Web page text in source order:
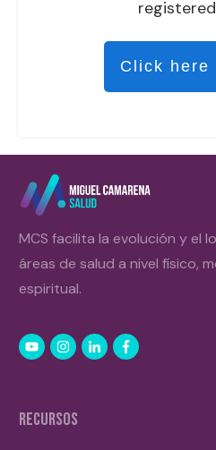
Click here
MCS facilita la evolución y el
áreas de salud a nivel físico,
espiritual.
RECURSOS